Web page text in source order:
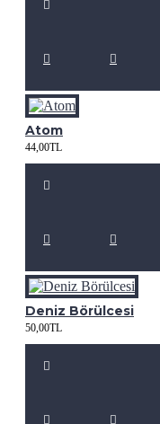
Atom
44,00TL
Deniz Börülcesi
50,00TL